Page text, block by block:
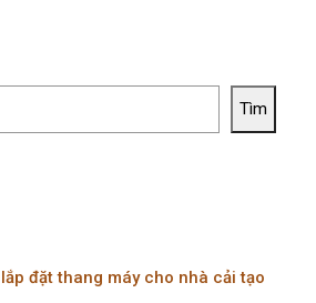
Tìm
đặt thang máy cho nhà cải tạo